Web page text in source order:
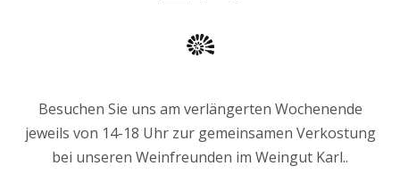
Besuchen Sie uns am verlängerten Wochenende
jeweils von 14-18 Uhr zur gemeinsamen Verkostung
bei unseren Weinfreunden im Weingut Karl..